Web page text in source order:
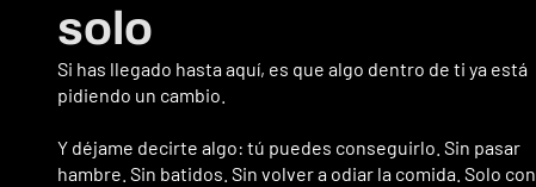
solo
Si has llegado hasta aquí, es que algo dentro de ti ya está
pidiendo un cambio.
Y déjame decirte algo: tú puedes conseguirlo. Sin pasar
hambre. Sin batidos. Sin volver a odiar la comida. Solo con